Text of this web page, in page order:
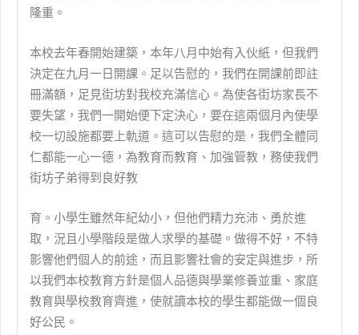
隆重。
本校去年春開始建築，本年八月中始有入伙紙，但我們
決定在九月一日開課。足以告慰的，我們在開課前即註
冊滿額，足見街坊對我校充滿信心。為使各街坊家長不
要失望，我們一開始便下定決心，要在這兩個月內使學
校一切設施都要上軌道。這可以告慰的是，我們全體同
仁都能一心一德，為教育而教育、加強管教，務使我們
街坊子弟得到良好教
育。小學生雖然年紀幼小，但他們精力充沛、勇於進
取，況且小學階段是做人求學的基礎。做得不好，不特
影響他們個人的前途，而且影響社會的安定與進步，所
以我們本校教育方針是個人品德與學業修養並重、家庭
教育與學校教育齊進，使就讀本校的學生都能做一個良
好公民。